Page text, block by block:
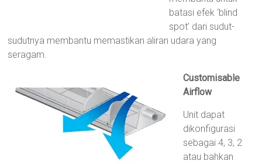
batasi efek ‘blind
spot’ dari sudut-
sudutnya membantu memastikan aliran udara yang
seragam.
Customisable
Airflow
Unit dapat
dikonfigurasi
sebagai 4, 3, 2
atau bahkan